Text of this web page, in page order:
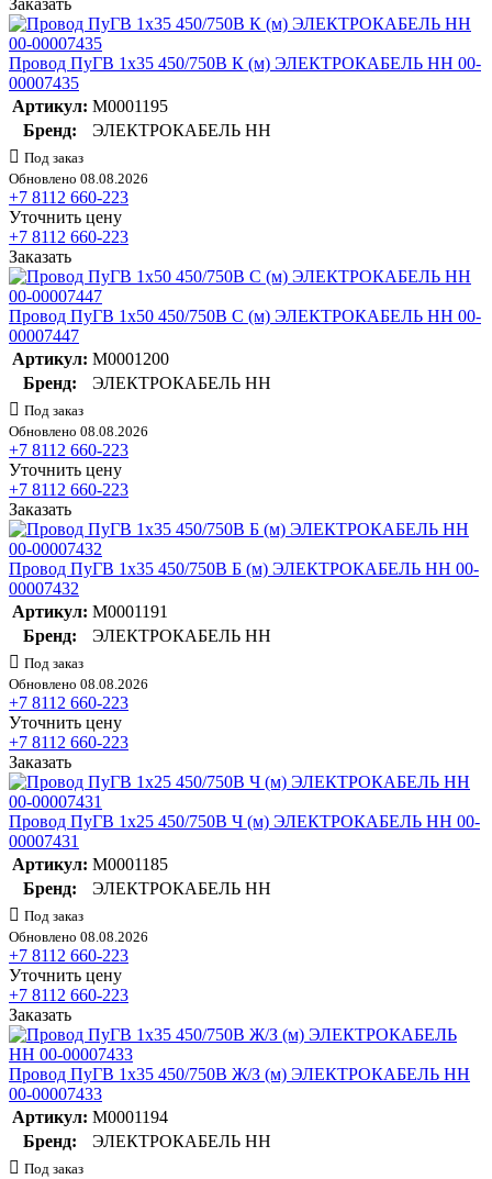
Провод ПуГВ 1х35 450/750В К (м) ЭЛЕКТРОКАБЕЛЬ НН 00-
00007435
Артикул: M0001195
Бренд:
ЭЛЕКТРОКАБЕЛЬ НН
Под заказ
Обновлено 08.08.2026
+7 8112 660-223
Уточнить цену
+7 8112 660-223
Заказать
Провод ПуГВ 1х50 450/750В С (м) ЭЛЕКТРОКАБЕЛЬ НН 00-
00007447
Артикул: M0001200
Бренд:
ЭЛЕКТРОКАБЕЛЬ НН
Под заказ
Обновлено 08.08.2026
+7 8112 660-223
Уточнить цену
+7 8112 660-223
Заказать
Провод ПуГВ 1х35 450/750В Б (м) ЭЛЕКТРОКАБЕЛЬ НН 00-
00007432
Артикул: M0001191
Бренд:
ЭЛЕКТРОКАБЕЛЬ НН
Под заказ
Обновлено 08.08.2026
+7 8112 660-223
Уточнить цену
+7 8112 660-223
Заказать
Провод ПуГВ 1х25 450/750В Ч (м) ЭЛЕКТРОКАБЕЛЬ НН 00-
00007431
Артикул: M0001185
Бренд:
ЭЛЕКТРОКАБЕЛЬ НН
Под заказ
Обновлено 08.08.2026
+7 8112 660-223
Уточнить цену
+7 8112 660-223
Заказать
Провод ПуГВ 1х35 450/750В Ж/З (м) ЭЛЕКТРОКАБЕЛЬ НН
00-00007433
Артикул: M0001194
Бренд:
ЭЛЕКТРОКАБЕЛЬ НН
Под заказ